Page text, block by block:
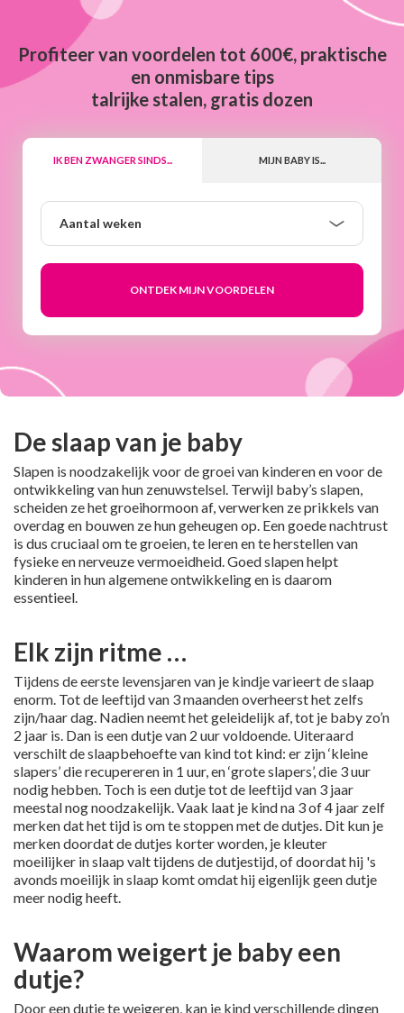
Profiteer van voordelen tot 600€, praktische
en onmisbare tips
talrijke stalen, gratis dozen
IK BEN ZWANGER SINDS... MIJN BABY IS...
Aantal weken
De slaap van je baby
Slapen is noodzakelijk voor de groei van kinderen en voor de
ontwikkeling van hun zenuwstelsel. Terwijl baby’s slapen,
scheiden ze het groeihormoon af, verwerken ze prikkels van
overdag en bouwen ze hun geheugen op. Een goede nachtrust
is dus cruciaal om te groeien, te leren en te herstellen van
fysieke en nerveuze vermoeidheid. Goed slapen helpt
kinderen in hun algemene ontwikkeling en is daarom
essentieel.
Elk zijn ritme …
Tijdens de eerste levensjaren van je kindje varieert de slaap
enorm. Tot de leeftijd van 3 maanden overheerst het zelfs
zijn/haar dag. Nadien neemt het geleidelijk af, tot je baby zo’n
2 jaar is. Dan is een dutje van 2 uur voldoende. Uiteraard
verschilt de slaapbehoefte van kind tot kind: er zijn ‘kleine
slapers’ die recupereren in 1 uur, en ‘grote slapers’, die 3 uur
nodig hebben. Toch is een dutje tot de leeftijd van 3 jaar
meestal nog noodzakelijk. Vaak laat je kind na 3 of 4 jaar zelf
merken dat het tijd is om te stoppen met de dutjes. Dit kun je
merken doordat de dutjes korter worden, je kleuter
moeilijker in slaap valt tijdens de dutjestijd, of doordat hij 's
avonds moeilijk in slaap komt omdat hij eigenlijk geen dutje
meer nodig heeft.
Waarom weigert je baby een
dutje?
Door een dutje te weigeren, kan je kind verschillende dingen